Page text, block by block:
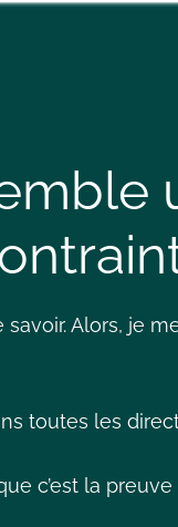
Alors, je
toutes les
c’est la